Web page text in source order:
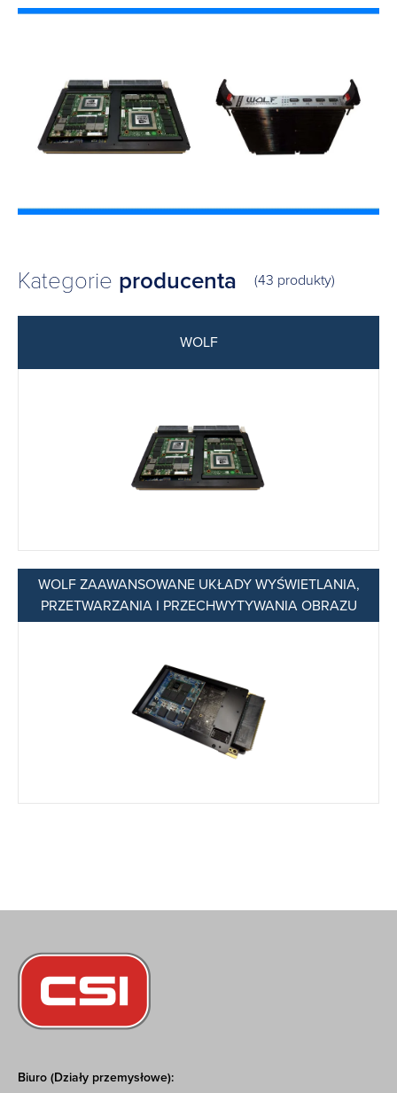
Kategorie producenta (43 produkty)
WOLF
WOLF ZAAWANSOWANE UKŁADY WYŚWIETLANIA,
PRZETWARZANIA I PRZECHWYTYWANIA OBRAZU
Biuro (Działy przemysłowe):